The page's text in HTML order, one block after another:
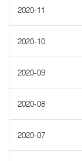
2020-11
2020-10
2020-09
2020-08
2020-07